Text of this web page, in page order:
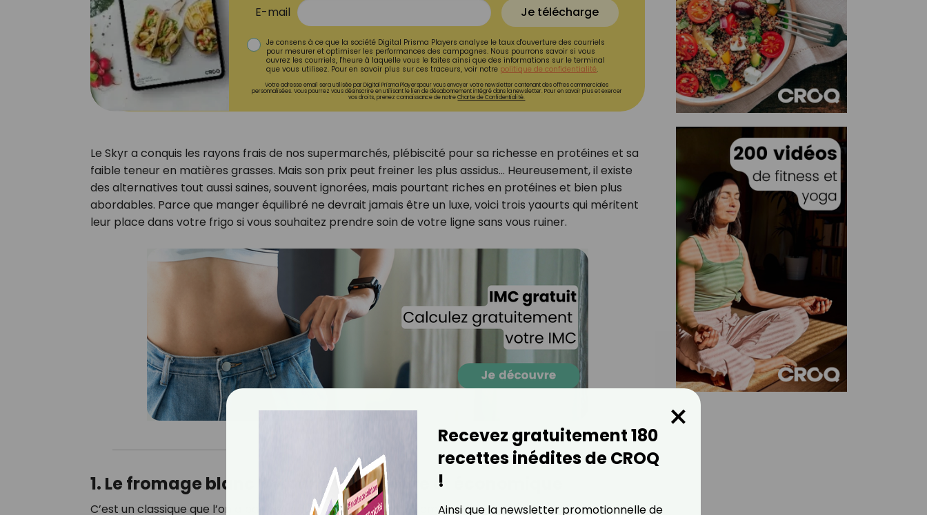
E-mail Je télécharge
Je consens à ce que la société Digital Prisma Players analyse le taux d'ouverture des courriels
pour mesurer et optimiser les performances des campagnes. Nous pourrons savoir si vous
ouvrez les courriels, l'heure à laquelle vous le faites ainsi que des informations sur le terminal
que vous utilisez. Pour en savoir plus sur ces traceurs, voir notre politique de confidentialité.
Votre adresse email sera utilisée par Digital Prisma Playerspour vous envoyer votre newsletter contenant des offres commerciales
personnalisées. Vous pourrez vous désinscrire en utilisant le lien de désabonnement intégré dans la newsletter. Pour en savoir plus et exercer
vos droits, prenez connaissance de notreCharte de Confidentialité.
Le Skyr a conquis les rayons frais de nos supermarchés, plébiscité pour sa richesse en protéines et sa
faible teneur en matières grasses. Mais son prix peut freiner les plus assidus... Heureusement, il existe
des alternatives tout aussi saines, souvent ignorées, mais pourtant riches en protéines et bien plus
abordables. Parce que manger équilibré ne devrait jamais être un luxe, voici trois yaourts qui méritent
leur place dans votre frigo si vous souhaitez prendre soin de votre ligne sans vous ruiner.
1. Le fromage blanc 0 % : une valeur sûre et économique
C’est un classique que l’on a parfois tendance à oublier ! Le fromage blanc à 0 % de matières grasses
×
Recevez gratuitement 180
recettes inédites de CROQ
!
Ainsi que la newsletter promotionnelle de